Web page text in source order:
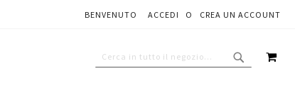
BENVENUTO ACCEDI CREA UN ACCOUNT